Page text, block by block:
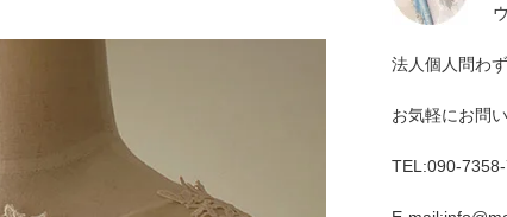
法人個人問わ
お気軽にお問
TEL:090-